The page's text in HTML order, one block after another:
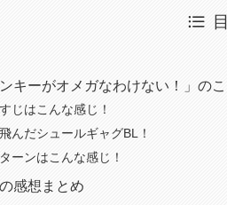
ンキーがオメガなわけない！」の
じはこんな感じ！
んだシュールギャグBL！
ーンはこんな感じ！
感想まとめ